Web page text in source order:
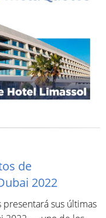
de
2022
sus últimas